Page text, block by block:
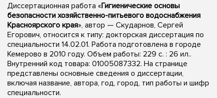
Диссертационная работа «Гигиенические основы
безопасности хозяйственно-питьевого водоснабжения
Красноярского края», автор — Скударнов, Сергей
Егорович, относится к типу: докторская диссертация по
специальности 14.02.01. Работа подготовлена в городе
Кемерово в 2010 году. Объем работы: 229 с. : 26 ил..
Внутренний код товара: 01005087332. На странице
представлены основные сведения о диссертации,
включая название, автора, год, город, тип работы и шифр
специальности.